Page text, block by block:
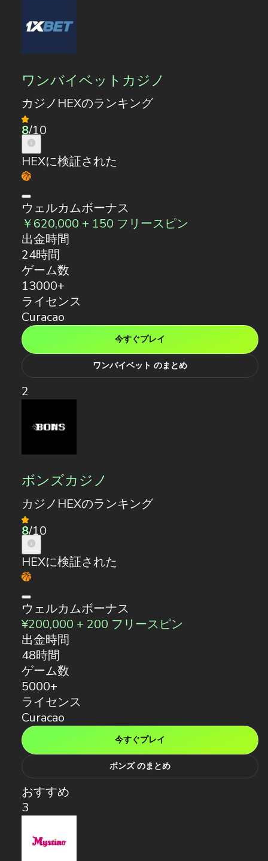
ワンバイベットカジノ
カジノHEXのランキング
8/10
HEXに検証された
ウェルカムボーナス
￥620,000 + 150 フリースピン
出金時間
24時間
ゲーム数
13000+
ライセンス
Curacao
今すぐプレイ
ワンバイベット のまとめ
2
ボンズカジノ
カジノHEXのランキング
8/10
HEXに検証された
ウェルカムボーナス
¥200,000 + 200 フリースピン
出金時間
48時間
ゲーム数
5000+
ライセンス
Curacao
今すぐプレイ
ボンズ のまとめ
おすすめ
3